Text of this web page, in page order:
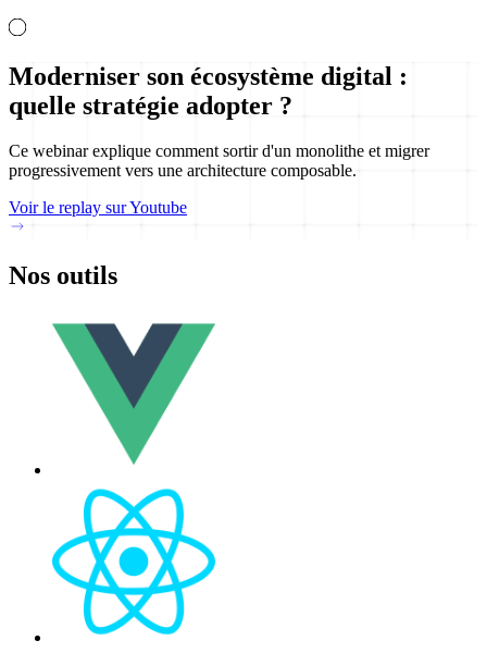
Moderniser son écosystème digital :
quelle stratégie adopter ?
Ce webinar explique comment sortir d'un monolithe et migrer
progressivement vers une architecture composable.
Voir le replay sur Youtube
Nos outils